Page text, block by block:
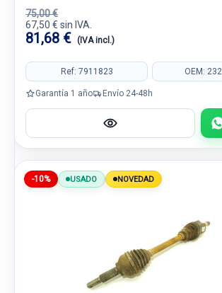
75,00 €
67,50 € sin IVA.
81,68 € (IVA incl.)
Ref: 7911823 OEM:
Garantía 1 año Envío 24-48h
-10% USADO NOVEDAD